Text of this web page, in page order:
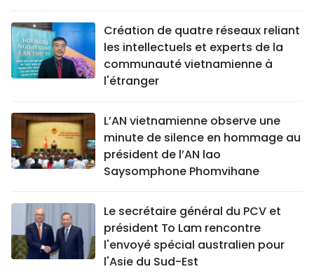
Création de quatre réseaux reliant
les intellectuels et experts de la
communauté vietnamienne à
l'étranger
L’AN vietnamienne observe une
minute de silence en hommage au
président de l’AN lao
Saysomphone Phomvihane
Le secrétaire général du PCV et
président To Lam rencontre
l'envoyé spécial australien pour
l'Asie du Sud-Est